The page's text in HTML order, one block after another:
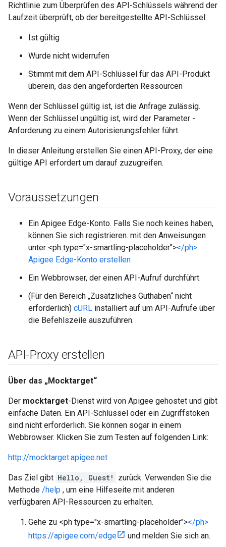
Richtlinie zum Überprüfen des API-Schlüssels während der
Laufzeit überprüft, ob der bereitgestellte API-Schlüssel:
Ist gültig
Wurde nicht widerrufen
Stimmt mit dem API-Schlüssel für das API-Produkt
überein, das den angeforderten Ressourcen
Wenn der Schlüssel gültig ist, ist die Anfrage zulässig.
Wenn der Schlüssel ungültig ist, wird der Parameter -
Anforderung zu einem Autorisierungsfehler führt.
In dieser Anleitung erstellen Sie einen API-Proxy, der eine
gültige API erfordert um darauf zuzugreifen.
Voraussetzungen
Ein Apigee Edge-Konto. Falls Sie noch keines haben,
können Sie sich registrieren. mit den Anweisungen
unter <ph type="x-smartling-placeholder"></ph>
Apigee Edge-Konto erstellen
Ein Webbrowser, der einen API-Aufruf durchführt.
(Für den Bereich „Zusätzliches Guthaben“ nicht
erforderlich) cURL installiert auf um API-Aufrufe über
die Befehlszeile auszuführen.
API-Proxy erstellen
Über das „Mocktarget“
Der mocktarget-Dienst wird von Apigee gehostet und gibt
einfache Daten. Ein API-Schlüssel oder ein Zugriffstoken
sind nicht erforderlich. Sie können sogar in einem
Webbrowser. Klicken Sie zum Testen auf folgenden Link:
http://mocktarget.apigee.net
Das Ziel gibt Hello, Guest!
zurück. Verwenden Sie die
Methode /help , um eine Hilfeseite mit anderen
verfügbaren API-Ressourcen zu erhalten.
Gehe zu <ph type="x-smartling-placeholder"></ph>
https://apigee.com/edge
und melden Sie sich an.